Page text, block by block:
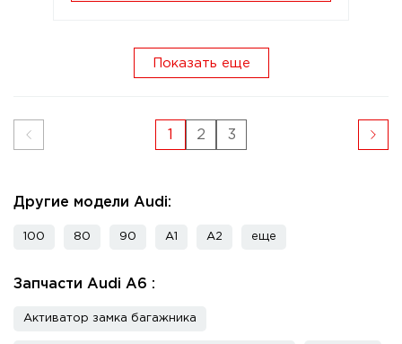
Показать еще
1 2 3
Другие модели Audi:
100 80 90 A1 A2 еще
Запчасти Audi A6 :
Активатор замка багажника